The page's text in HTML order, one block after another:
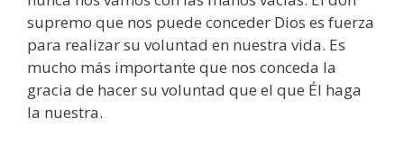
supremo que nos puede conceder Dios es fuerza
para realizar su voluntad en nuestra vida. Es
mucho más importante que nos conceda la
gracia de hacer su voluntad que el que Él haga
la nuestra.